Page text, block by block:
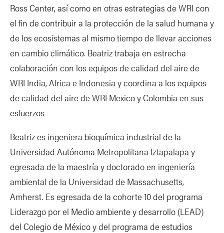
Ross Center, así como en otras estrategias de WRI con
el fin de contribuir a la protección de la salud humana y
de los ecosistemas al mismo tiempo de llevar acciones
en cambio climático. Beatriz trabaja en estrecha
colaboración con los equipos de calidad del aire de
WRI India, Africa e Indonesia y coordina a los equipos
de calidad del aire de WRI Mexico y Colombia en sus
esfuerzos
Beatriz es ingeniera bioquímica industrial de la
Universidad Autónoma Metropolitana Iztapalapa y
egresada de la maestría y doctorado en ingeniería
ambiental de la Universidad de Massachusetts,
Amherst. Es egresada de la cohorte 10 del programa
Liderazgo por el Medio ambiente y desarrollo (LEAD)
del Colegio de México y del programa de estudios